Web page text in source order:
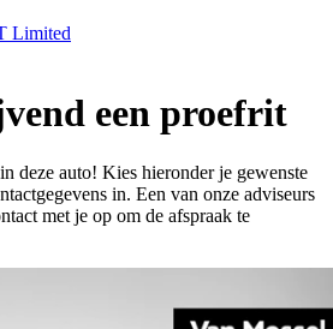
Limited
een proefrit
deze auto! Kies hieronder je gewenste
in. Een van onze adviseurs
met je op om de afspraak te